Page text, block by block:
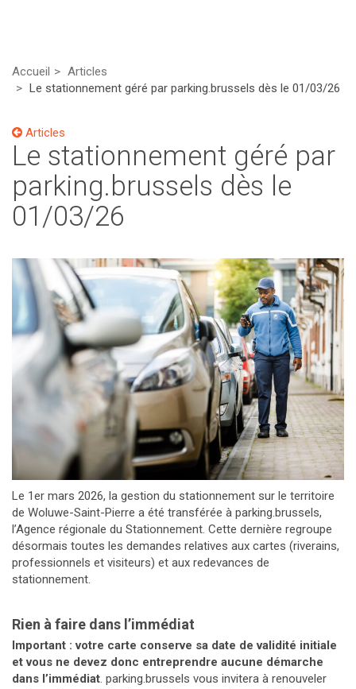
Accueil
Articles
Le stationnement géré par parking.brussels dès le 01/03/26
Articles
Le stationnement géré par
parking.brussels dès le
01/03/26
Le 1er mars 2026, la gestion du stationnement sur le territoire
de Woluwe-Saint-Pierre a été transférée à parking.brussels,
l’Agence régionale du Stationnement. Cette dernière regroupe
désormais toutes les demandes relatives aux cartes (riverains,
professionnels et visiteurs) et aux redevances de
stationnement.
Rien à faire dans l’immédiat
Important : votre carte conserve sa date de validité initiale
et vous ne devez donc entreprendre aucune démarche
dans l’immédiat. parking.brussels vous invitera à renouveler